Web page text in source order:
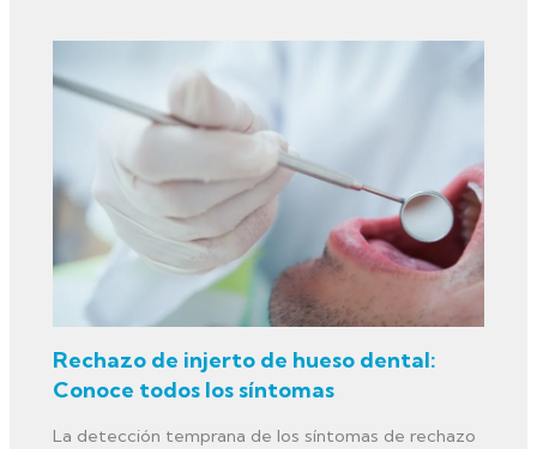
Rechazo de injerto de hueso dental:
Conoce todos los síntomas
La detección temprana de los síntomas de rechazo